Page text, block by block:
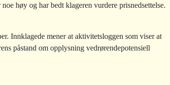
høy og har bedt klageren vurdere prisnedsettelse.
Innklagede mener at aktivitetsloggen som viser at
påstand om opplysning vedrørendepotensiell